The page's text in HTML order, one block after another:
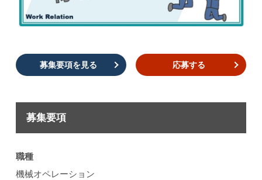
募集要項を見る 応募する
募集要項
職種
機械オペレーション